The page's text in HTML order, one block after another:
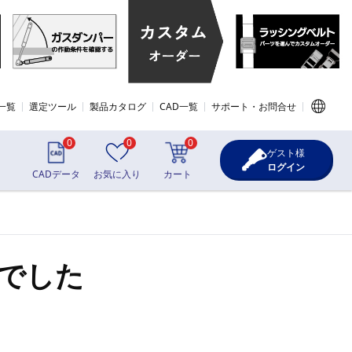
覧 選定ツール 製品カタログ CAD一覧 サポート・お問合せ
0
CADデータ
0
お気に入り
0
カート
ゲスト様
ログイン
した